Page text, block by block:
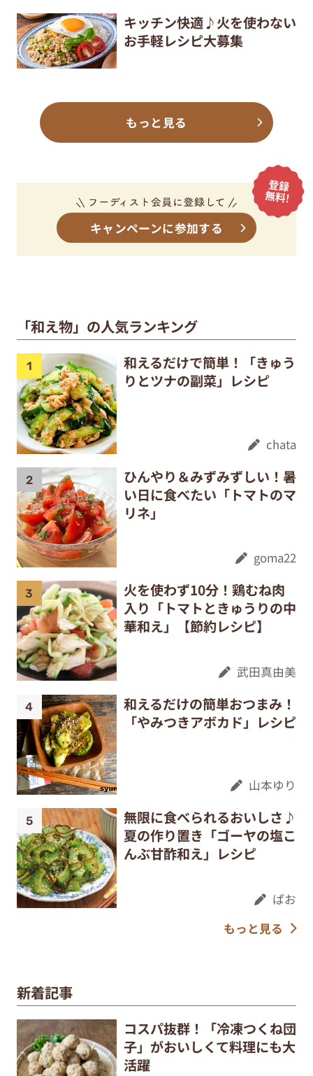
キッチン快適♪火を使わない
お手軽レシピ大募集
もっと見る
キャンペーンに参加する
「和え物」の人気ランキング
和えるだけで簡単！「きゅう
りとツナの副菜」レシピ
chata
ひんやり＆みずみずしい！暑
い日に食べたい「トマトのマ
リネ」
goma22
火を使わず10分！鶏むね肉
入り「トマトときゅうりの中
華和え」【節約レシピ】
武田真由美
和えるだけの簡単おつまみ！
「やみつきアボカド」レシピ
山本ゆり
無限に食べられるおいしさ♪
夏の作り置き「ゴーヤの塩こ
んぶ甘酢和え」レシピ
ぱお
もっと見る
新着記事
コスパ抜群！「冷凍つくね団
子」がおいしくて料理にも大
活躍